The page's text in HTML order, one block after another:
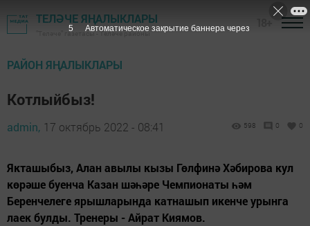
ТЕЛӘЧЕ ЯҢАЛЫКЛАРЫ
"Теләче" газетасы - Теләче районы
РАЙОН ЯҢАЛЫКЛАРЫ
Котлыйбыз!
admin, 17 октябрь 2022 - 08:41 598 0 0
Якташыбыз, Алан авылы кызы Гөлфинә Хәбирова кул
көрәше буенча Казан шәһәре Чемпионаты һәм
Беренчелеге ярышларында катнашып икенче урынга
лаек булды. Тренеры - Айрат Киямов.
5 Автоматическое закрытие баннера через